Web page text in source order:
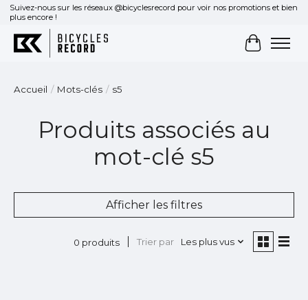
Suivez-nous sur les réseaux @bicyclesrecord pour voir nos promotions et bien
plus encore !
Panier
Accueil / Mots-clés / s5
Produits associés au
mot-clé s5
Afficher les filtres
0 produits Trier par Les plus vus